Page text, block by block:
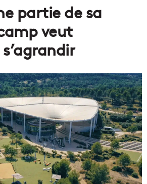
partie de sa
veut